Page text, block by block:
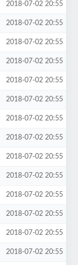
2018-07-02 20:55
2018-07-02 20:55
2018-07-02 20:55
2018-07-02 20:55
2018-07-02 20:55
2018-07-02 20:55
2018-07-02 20:55
2018-07-02 20:55
2018-07-02 20:55
2018-07-02 20:55
2018-07-02 20:55
2018-07-02 20:55
2018-07-02 20:55
2018-07-02 20:55